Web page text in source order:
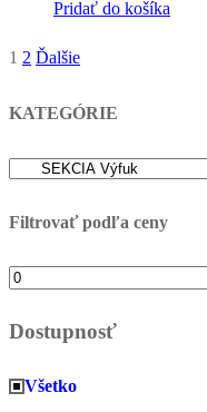
Pridať do košíka
Stránkovanie
príspevkov
1 2 Ďalšie
KATEGÓRIE
Filtrovať podľa ceny
Minimálna
Dostupnosť
Všetko